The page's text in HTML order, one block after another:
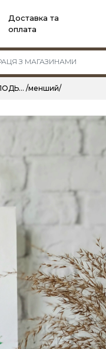
Доставка та
оплата
/менший/